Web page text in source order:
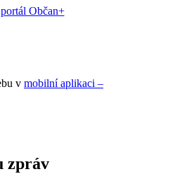
Občan+
v mobilní aplikaci –
zpráv